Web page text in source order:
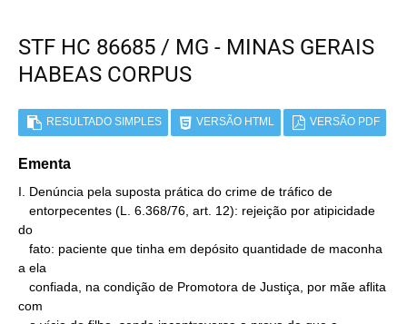
STF HC 86685 / MG - MINAS GERAIS
HABEAS CORPUS
RESULTADO SIMPLES VERSÃO HTML VERSÃO PDF
Ementa
I. Denúncia pela suposta prática do crime de tráfico de
do
a ela
com